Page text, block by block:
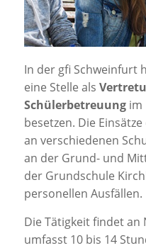
Jobportal
Presse und Medien
bbw e. V.
Karriere
Presse
News Archiv
In der gfi Schweinfurt
eine Stelle als
Schülerbetreuungim
besetzen. Die
an verschiedenen
an der Grund- und
der Grundschule
personellen Ausfällen.
Die Tätigkeit findet
umfasst 10 bis 14